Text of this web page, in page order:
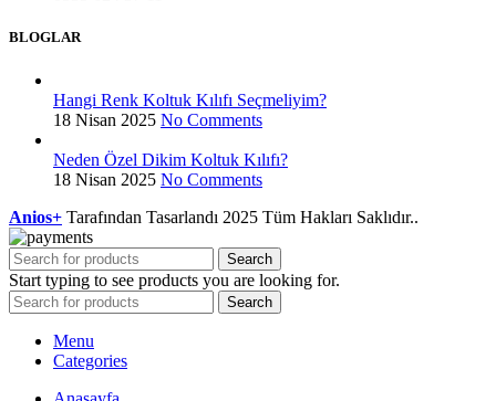
BLOGLAR
Hangi Renk Koltuk Kılıfı Seçmeliyim?
18 Nisan 2025 No Comments
Neden Özel Dikim Koltuk Kılıfı?
18 Nisan 2025 No Comments
Anios+ Tarafından Tasarlandı 2025 Tüm Hakları Saklıdır..
Search
Start typing to see products you are looking for.
Search
Menu
Categories